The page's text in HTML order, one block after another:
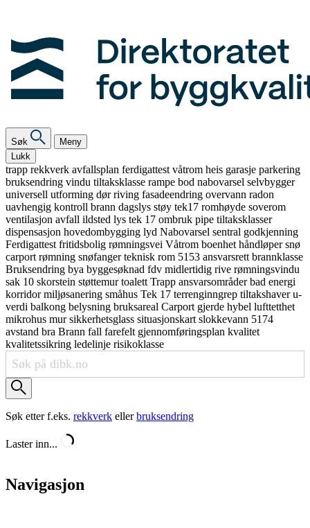
Søk
Meny
Lukk
trapp rekkverk avfallsplan ferdigattest våtrom heis garasje parkering
bruksendring vindu tiltaksklasse rampe bod nabovarsel selvbygger
universell utforming dørriving fasadeendring overvann radon
uavhengig kontroll brann dagslys støy tek17 romhøyde soverom
ventilasjon avfall ildsted lys tek 17 ombruk pipe tiltaksklasser
dispensasjon hovedombygging lyd Nabovarsel sentral godkjenning
Ferdigattest fritidsbolig rømningsvei Våtrom boenhet håndløpersnø
carport rømning snøfangerteknisk rom 5153 ansvarsrett brannklasse
Bruksendring bya byggesøknad fdv midlertidig rive rømningsvindu
sak 10 skorstein støttemurtoalett Trapp ansvarsområderbad energi
korridormiljøsanering småhus Tek 17 terrenginngrep tiltakshaveru-
verdi balkong belysning bruksareal Carport gjerde hybel lufttetthet
mikrohus mursikkerhetsglass situasjonskart slokkevann 5174
avstand bra Brann fall farefelt gjennomføringsplan kvalitet
kvalitetssikring ledelinje risikoklasse
Søk etter f.eks. rekkverk ellerbruksendring
Laster inn...
Navigasjon